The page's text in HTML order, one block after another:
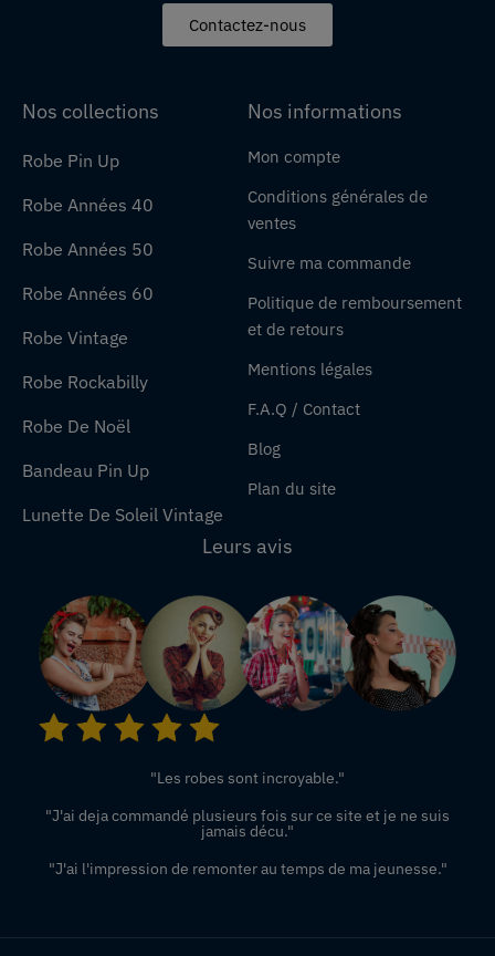
Contactez-nous
Nos collections
Robe Pin Up
Robe Années 40
Robe Années 50
Robe Années 60
Robe Vintage
Robe Rockabilly
Robe De Noël
Bandeau Pin Up
Lunette De Soleil Vintage
Nos informations
Mon compte
Conditions générales de
ventes
Suivre ma commande
Politique de remboursement
et de retours
Mentions légales
F.A.Q / Contact
Blog
Plan du site
Leurs avis
"Les robes sont incroyable."
"J'ai deja commandé plusieurs fois sur ce site et je ne suis
jamais décu."
"J'ai l'impression de remonter au temps de ma jeunesse."